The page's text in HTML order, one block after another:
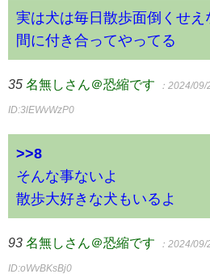
実は犬は毎日散歩面倒くせえ
間に付き合ってやってる
35 名無しさん＠恐縮です ：2024/
ID:3lEWvWzP0
>>8
そんな事ないよ
散歩大好きな犬もいるよ
93 名無しさん＠恐縮です ：2024/
ID:oWvBKsBj0